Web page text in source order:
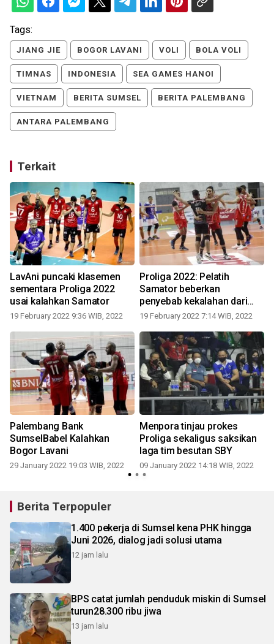
Tags:
JIANG JIE BOGOR LAVANI VOLI BOLA VOLI
TIMNAS INDONESIA SEA GAMES HANOI
VIETNAM BERITA SUMSEL BERITA PALEMBANG
ANTARA PALEMBANG
Terkait
LavAni puncaki klasemen
sementara Proliga 2022
usai kalahkan Samator
19 February 2022 9:36 WIB, 2022
Proliga 2022: Pelatih
Samator beberkan
penyebab kekalahan dari
LavAni
19 February 2022 7:14 WIB, 2022
Palembang Bank
SumselBabel Kalahkan
Bogor Lavani
29 January 2022 19:03 WIB, 2022
Menpora tinjau prokes
Proliga sekaligus saksikan
laga tim besutan SBY
09 January 2022 14:18 WIB, 2022
Berita Terpopuler
1.400 pekerja di Sumsel kena PHK hingga
Juni 2026, dialog jadi solusi utama
12 jam lalu
BPS catat jumlah penduduk miskin di Sumsel
turun28.300 ribu jiwa
13 jam lalu